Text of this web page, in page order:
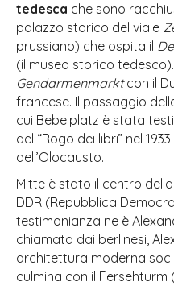
tedesca che sono
palazzo storico del viale
prussiano) che ospita il
(il museo storico
Gendarmenmarktcon il
francese. Il passaggio
cui Bebelplatz è stata
del “Rogo dei libri” nel
dell’Olocausto.
Mitte è stato il centro
DDR (Repubblica
testimonianza ne è
chiamata dai berlinesi,
architettura moderna
culmina con il Fersehturm